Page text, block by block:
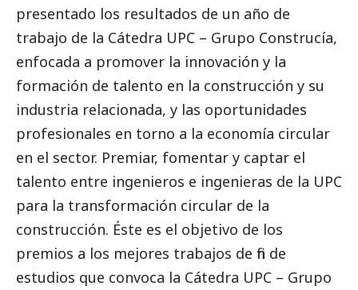
presentado los resultados de un año de
trabajo de la Cátedra UPC – Grupo Construcía,
enfocada a promover la innovación y la
formación de talento en la construcción y su
industria relacionada, y las oportunidades
profesionales en torno a la economía circular
en el sector. Premiar, fomentar y captar el
talento entre ingenieros e ingenieras de la UPC
para la transformación circular de la
construcción. Éste es el objetivo de los
premios a los mejores trabajos de fin de
estudios que convoca la Cátedra UPC – Grupo